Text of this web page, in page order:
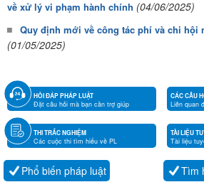
về xử lý vi phạm hành chính (04/06/2025)
Quy định mới về công tác phí và chi hội
(01/05/2025)
HỎI ĐÁP PHÁP LUẬT
Đặt câu hỏi mà bạn cần trợ giúp
CÁC CÂU
Liên quan
THI TRẮC NGHIỆM
Các cuộc thi tìm hiểu về PL
TÀI LIỆU
Tài liệu
Phổ biến pháp luật Tìm